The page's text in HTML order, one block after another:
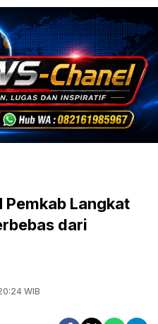
Pemkab Langkat
dari
WIB